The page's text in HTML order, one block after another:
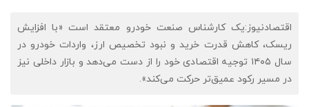
اقتصادنیوز:یک کارشناس صنعت خودرو معتقد است «با افزایش
ریسک، کاهش قدرت خرید و نبود تخصیص ارز، واردات خودرو در
سال ۱۴۰۵ توجیه اقتصادی خود را از دست می‌دهد و بازار داخلی نیز
در مسیر رکود عمیق‌تر حرکت می‌کند».